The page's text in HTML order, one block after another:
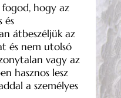
hogy az
és
átbeszéljük az
és nem utolsó
vagy az
hasznos lesz
a személyes